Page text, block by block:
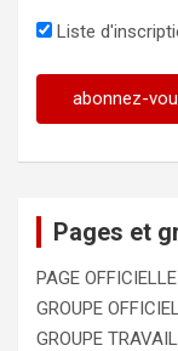
Liste
Pages et
PAGE
GROUPE
GROUPE